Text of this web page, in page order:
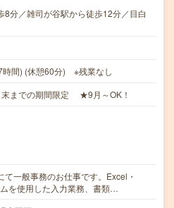
8分／雑司が谷駅から徒歩12分／目白
時間) (休憩60分) ※残業なし
末までの期間限定 ★9月～OK！
て一般事務のお仕事です。Excel・
を使用した入力業務、書類…